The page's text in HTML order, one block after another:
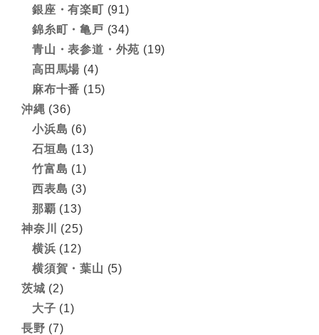
銀座・有楽町 (91)
錦糸町・亀戸 (34)
青山・表参道・外苑 (19)
高田馬場 (4)
麻布十番 (15)
沖縄 (36)
小浜島 (6)
石垣島 (13)
竹富島 (1)
西表島 (3)
那覇 (13)
神奈川
(25)
横浜 (12)
横須賀・葉山 (5)
茨城 (2)
大子 (1)
長野 (7)